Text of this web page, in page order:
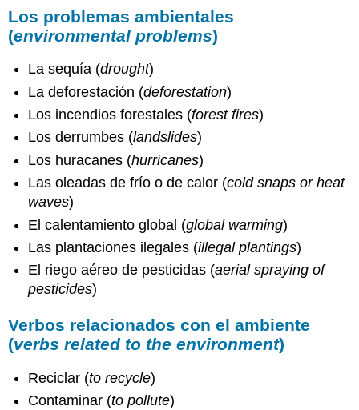
Los problemas ambientales
(environmental problems)
La sequía (drought)
La deforestación (deforestation)
Los incendios forestales (forest fires)
Los derrumbes (landslides)
Los huracanes (hurricanes)
Las oleadas de frío o de calor (cold snaps or heat
waves)
El calentamiento global (global warming)
Las plantaciones ilegales (illegal plantings)
El riego aéreo de pesticidas (aerial spraying of
pesticides)
Verbos relacionados con el ambiente
(verbs related to the environment)
Reciclar (to recycle)
Contaminar (to pollute)